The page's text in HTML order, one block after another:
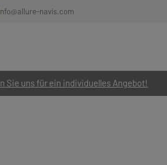
uns für ein individuelles Angebot!
navis.com